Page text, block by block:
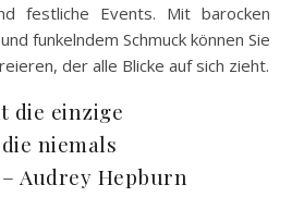
festliche Events. Mit barocken
funkelndem Schmuck können Sie
der alle Blicke auf sich zieht.
die einzige
niemals
Audrey Hepburn